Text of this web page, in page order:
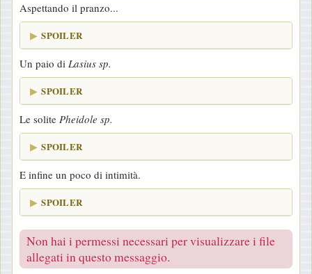
g
i
o
Aspettando il pranzo...
SPOILER
Un paio di Lasius sp.
SPOILER
Le solite Pheidole sp.
SPOILER
E infine un poco di intimità.
SPOILER
Non hai i permessi necessari per visualizzare i file
allegati in questo messaggio.